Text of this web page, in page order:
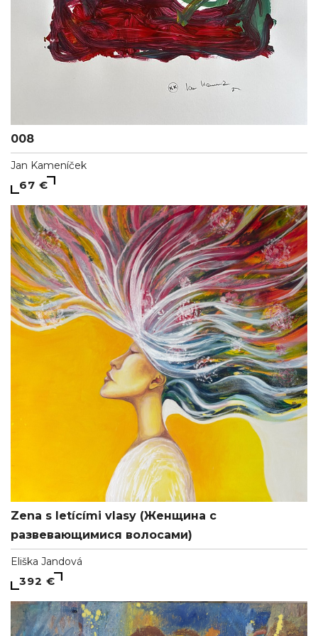
008
Jan Kameníček
67 €
Zena s letícími vlasy (Женщина с
развевающимися волосами)
Eliška Jandová
392 €